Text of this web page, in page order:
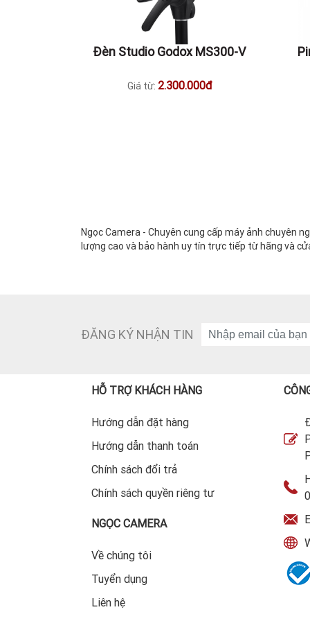
Đèn Studio Godox MS300-V
Giá từ: 2.300.000đ
Ngọc Camera - Chuyên cung cấp máy ảnh chuyên
lượng cao và bảo hành uy tín trực tiếp từ hãng và
ĐĂNG KÝ NHẬN TIN
HỖ TRỢ KHÁCH HÀNG
Hướng dẫn đặt hàng
Hướng dẫn thanh toán
Chính sách đổi trả
Chính sách quyền riêng tư
NGỌC CAMERA
Về chúng tôi
Tuyển dụng
Liên hệ